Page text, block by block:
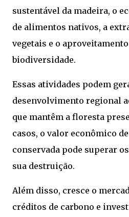
sustentável da madeira, o
de alimentos nativos, a
vegetais e o
biodiversidade.
Essas atividades podem
desenvolvimento regional
que mantêm a floresta
casos, o valor econômico
conservada pode superar
sua destruição.
Além disso, cresce o
créditos de carbono e